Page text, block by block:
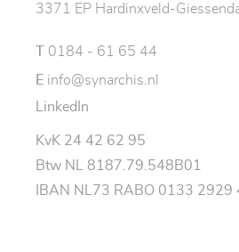
3371 EP Hardinxveld-
0184 - 61 65 44
E info@synarchis.nl
LinkedIn
KvK 24 42 62 95
Btw NL 8187.79.548B01
IBAN NL73 RABO 0133 2929